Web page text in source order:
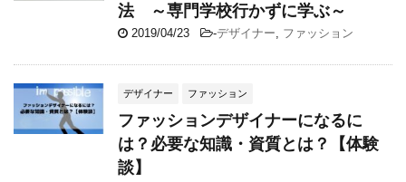
法 ～専門学校行かずに学ぶ～
2019/04/23 -デザイナー, ファッション
デザイナー ファッション
ファッションデザイナーになるに
は？必要な知識・資質とは？【体験
談】